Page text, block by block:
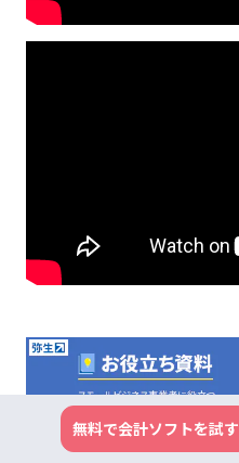
無料で会計ソフトを試す